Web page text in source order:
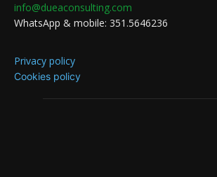
info@dueaconsulting.com
WhatsApp & mobile: 351.5646236
Privacy policy
Cookies policy